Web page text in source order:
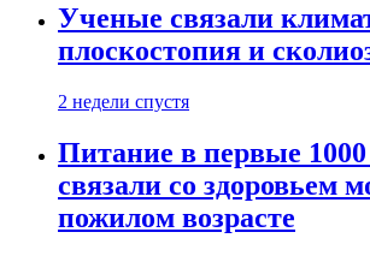
Ученые связали
плоскостопия и
2 недели спустя
Питание в первые
связали со здоровьем
пожилом возрасте